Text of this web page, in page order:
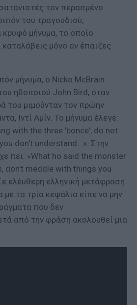
τον περασμένο
του τραγουδιού,
μήνυμα, το οποίο
μόνο αν έπαιζες
μήνυμα, ο Nicko McBrain
ηθοποιού John Bird, όταν
του μιμούνταν τον πρώην
Ιντί Αμίν. Το μήνυμα έλεγε:
with the three 'bonce', do not
don't understand...». Στην
πει: «What ho said the monster
don't meddle with things you
ελέυθερη ελληνική μετάφραση
τα τρία κεφάλια είπε να μην
που δεν
από την φράση ακολουθεί μια